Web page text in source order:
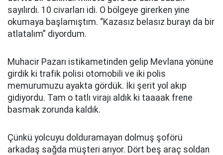
sayılırdı. 10 civarları idi. O bölgeye girerken yine
okumaya başlamıştım. “Kazasız belasız burayı da bir
atlatalım” diyordum.
Muhacir Pazarı istikametinden gelip Mevlana yönüne
girdik ki trafik polisi otomobili ve iki polis
memurumuzu ayakta gördük. İki şerit yol akıp
gidiyordu. Tam o tatlı virajı aldık ki taaaak frene
basmak zorunda kaldık.
Çünkü yolcuyu dolduramayan dolmuş şoförü
arkadaş sağda müşteri arıyor. Dört beş araç soldan